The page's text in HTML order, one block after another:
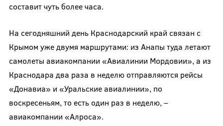
составит чуть более часа.
На сегодняшний день Краснодарский край связан с
Крымом уже двумя маршрутами: из Анапы туда летают
самолеты авиакомпании «Авиалинии Мордовии», а из
Краснодара два раза в неделю отправляются рейсы
«Донавиа» и «Уральские авиалинии», по
воскресеньям, то есть один раз в неделю, –
авиакомпании «Алроса».